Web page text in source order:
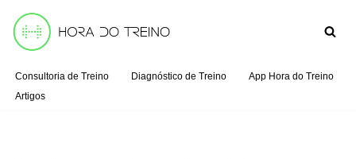
Pular
o
conteúdo
Consultoria de Treino Diagnóstico de Treino
App Hora do Treino
Artigos